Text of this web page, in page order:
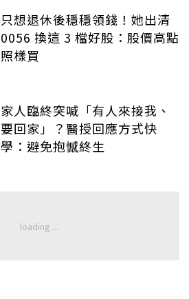
只想退休後穩穩領錢！她出清
0056 換這 3 檔好股：股價高點
照樣買
家人臨終突喊「有人來接我、
要回家」？醫授回應方式快
學：避免抱憾終生